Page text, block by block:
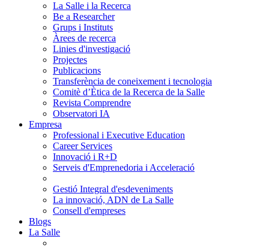
La Salle i la Recerca
Be a Researcher
Grups i Instituts
Àrees de recerca
Linies d'investigació
Projectes
Publicacions
Transferència de coneixement i tecnologia
Comitè d’Ètica de la Recerca de la Salle
Revista Comprendre
Observatori IA
Empresa
Professional i Executive Education
Career Services
Innovació i R+D
Serveis d'Emprenedoria i Acceleració
Gestió Integral d'esdeveniments
La innovació, ADN de La Salle
Consell d'empreses
Blogs
La Salle